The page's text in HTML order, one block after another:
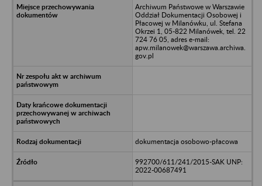
Archiwum Państwowe w Warszawie
Oddział Dokumentacji Osobowej i
Płacowej w Milanówku, ul. Stefana
Okrzei 1, 05-822 Milanówek, tel. 22
724 76 05, adres e-mail:
apw.milanowek@warszawa.archiwa.
gov.pl
dokumentacja osobowo-płacowa
992700/611/241/2015-SAK UNP:
2022-00687491